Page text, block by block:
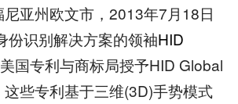
亚州欧文市，2013年7月18日
识别解决方案的领袖HID
国专利与商标局授予HID Global
些专利基于三维(3D)手势模式